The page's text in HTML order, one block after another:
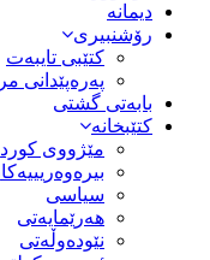
دیمانە
رۆشنبیری
کتێبی تایبەت
پەرەپێدانی
بابەتی گشتی
کتێبخانە
مێژووى کورد
سیاسى
هەرێمایەتی
نێودەوڵەتی